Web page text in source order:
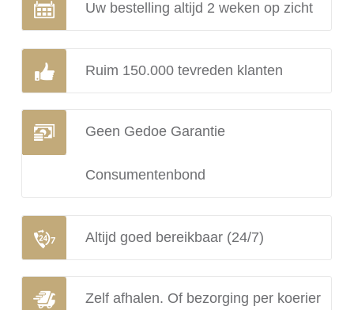
Uw bestelling altijd 2 weken op zicht
Ruim 150.000 tevreden klanten
Geen Gedoe Garantie
Consumentenbond
Altijd goed bereikbaar (24/7)
Zelf afhalen. Of bezorging per koerier